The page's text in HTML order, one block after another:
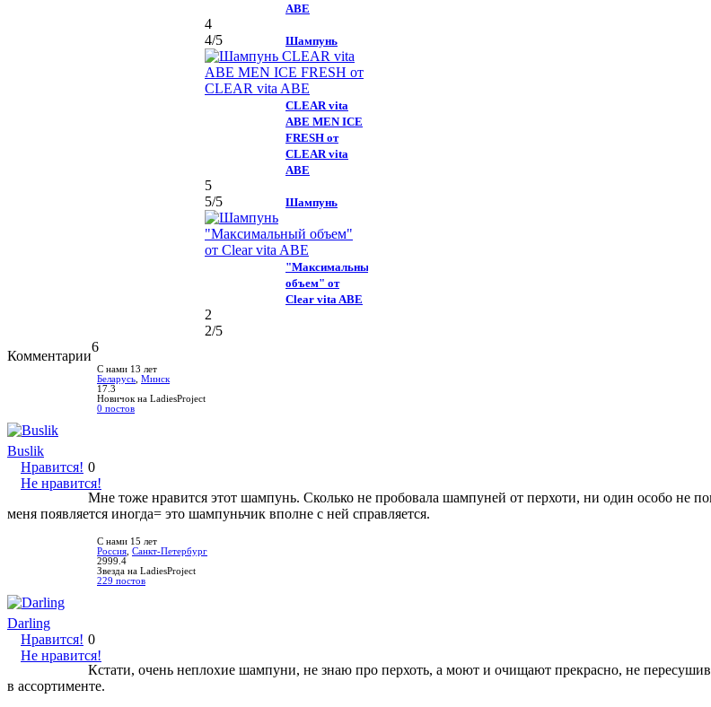
ABE
4
4/5 Шампунь
CLEAR vita
ABE MEN ICE
FRESH от
CLEAR vita
ABE
5
5/5 Шампунь
"Максимальный
объем" от
Clear vita ABE
2
2/5
Комментарии
6
С нами 13 лет
Беларусь Минск
17.3
Новичок на LadiesProject
0 постов
Buslik
Нравится!
Не нравится!
0
Мне тоже нравится этот шампунь. Сколько не пробовала шампуней от перхоти, ни один особо не
меня появляется иногда= это шампуньчик вполне с ней справляется.
С нами 15 лет
Россия Санкт-Петербург
2999.4
Звезда на LadiesProject
229 постов
Darling
Нравится!
Не нравится!
0
Кстати, очень неплохие шампуни, не знаю про перхоть, а моют и очищают прекрасно, не
в ассортименте.